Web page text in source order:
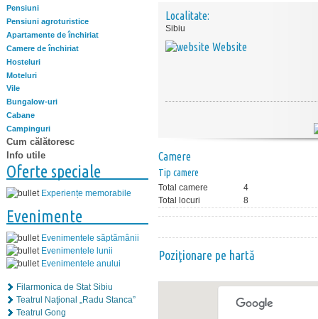
Pensiuni
Pensiuni agroturistice
Apartamente de închiriat
Camere de închiriat
Hosteluri
Moteluri
Vile
Bungalow-uri
Cabane
Campinguri
Cum călătoresc
Info utile
Oferte speciale
Experiențe memorabile
Evenimente
Evenimentele săptămânii
Evenimentele lunii
Evenimentele anului
Filarmonica de Stat Sibiu
Teatrul Naţional „Radu Stanca”
Teatrul Gong
Localitate:
Sibiu
Website
Camere
Tip camere
Total camere
4
Total locuri
8
Poziţionare pe hartă